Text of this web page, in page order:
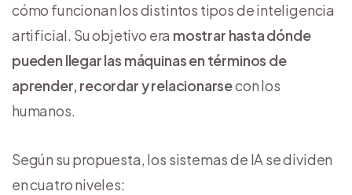
cómo funcionan los distintos tipos de inteligencia
artificial. Su objetivo era mostrar hasta dónde
pueden llegar las máquinas en términos de
aprender, recordar y relacionarsecon los
humanos.
Según su propuesta, los sistemas de IA se dividen
en cuatro niveles: